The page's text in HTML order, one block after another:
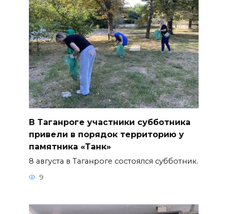
В Таганроге участники субботника
привели в порядок территорию у
памятника «Танк»
8 августа в Таганроге состоялся субботник.
9